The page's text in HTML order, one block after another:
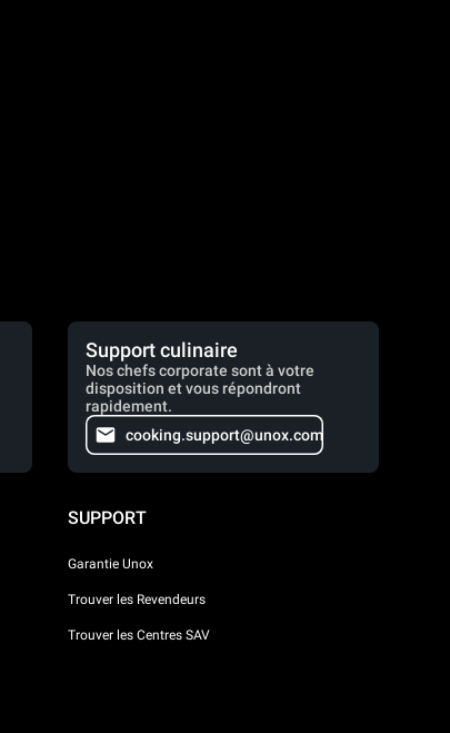
Support culinaire
Nos chefs corporate sont à votre
disposition et vous répondront
rapidement.
cooking.support@unox.com
SUPPORT
Garantie Unox
Trouver les Revendeurs
Trouver les Centres SAV